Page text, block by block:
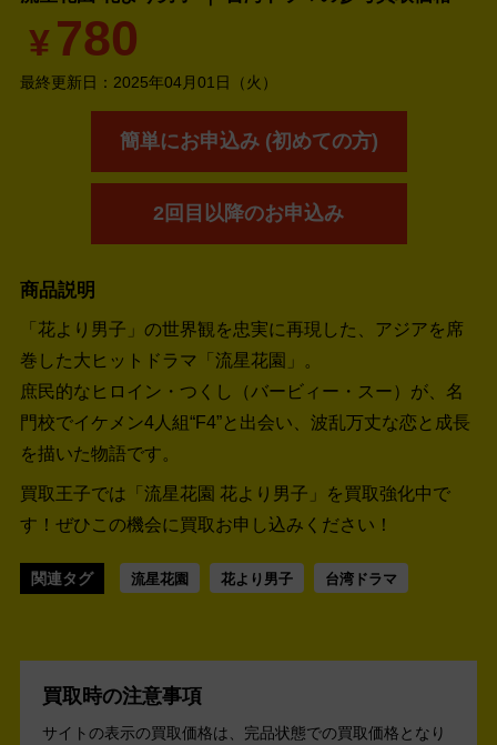
¥780
最終更新日： 2025年04月01日（火）
簡単にお申込み (初めての方)
2回目以降のお申込み
商品説明
「花より男子」の世界観を忠実に再現した、アジアを席
巻した大ヒットドラマ「流星花園」。
庶民的なヒロイン・つくし（バービィー・スー）が、名
門校でイケメン4人組“F4”と出会い、波乱万丈な恋と成長
を描いた物語です。
買取王子では「流星花園 花より男子」を買取強化中で
す！ ぜひこの機会に買取お申し込みください！
関連タグ 流星花園 花より男子 台湾ドラマ
買取時の注意事項
サイトの表示の買取価格は、完品状態での買取価格となり